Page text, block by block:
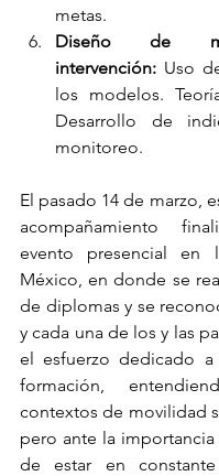
metas.
Diseño de
intervención: Uso
los modelos.
Desarrollo de
monitoreo.
El pasado 14 de marzo,
acompañamiento
evento presencial en
México, en donde se
de diplomas y se
y cada una de los y las
el esfuerzo dedicado
formación,
contextos de movilidad
pero ante la importancia
de estar en constante